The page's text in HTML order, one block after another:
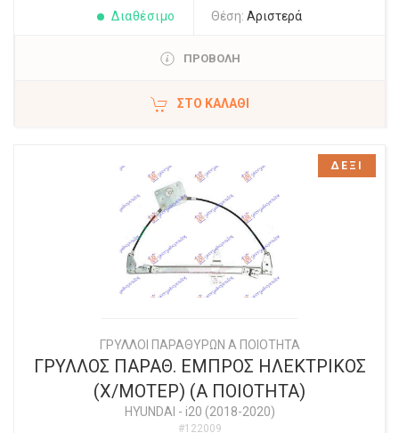
Διαθέσιμο Θέση: Αριστερά
ΠΡΟΒΟΛΗ
ΣΤΟ ΚΑΛΆΘΙ
ΓΡΥΛΛΟΙ ΠΑΡΑΘΥΡΩΝ Α ΠΟΙΟΤΗΤΑ
ΓΡΥΛΛΟΣ ΠΑΡΑΘ. ΕΜΠΡΟΣ ΗΛΕΚΤΡΙΚΟΣ
(Χ/ΜΟΤΕΡ) (Α ΠΟΙΟΤΗΤΑ)
HYUNDAI - i20 (2018-2020)
#122009
ΔΕΞΙ